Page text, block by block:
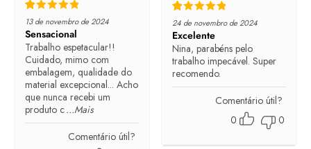
Rated out of 5
24 de novembro de 2024
Excelente
Nina, parabéns pelo
trabalho impecável. Super
recomendo.
Comentário útil?
0
0
Rated out of 5
13 de novembro de 2024
Sensacional
Trabalho espetacular!!
Cuidado, mimo com
embalagem, qualidade do
material excepcional... Acho
que nunca recebi um
produto c...Mais
Comentário útil?